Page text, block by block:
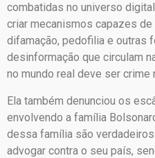
combatidas no universo
criar mecanismos capazes
difamação, pedofilia e outras
desinformação que circulam
no mundo real deve ser crime
Ela também denunciou os
envolvendo a família
dessa família são
advogar contra o seu país,